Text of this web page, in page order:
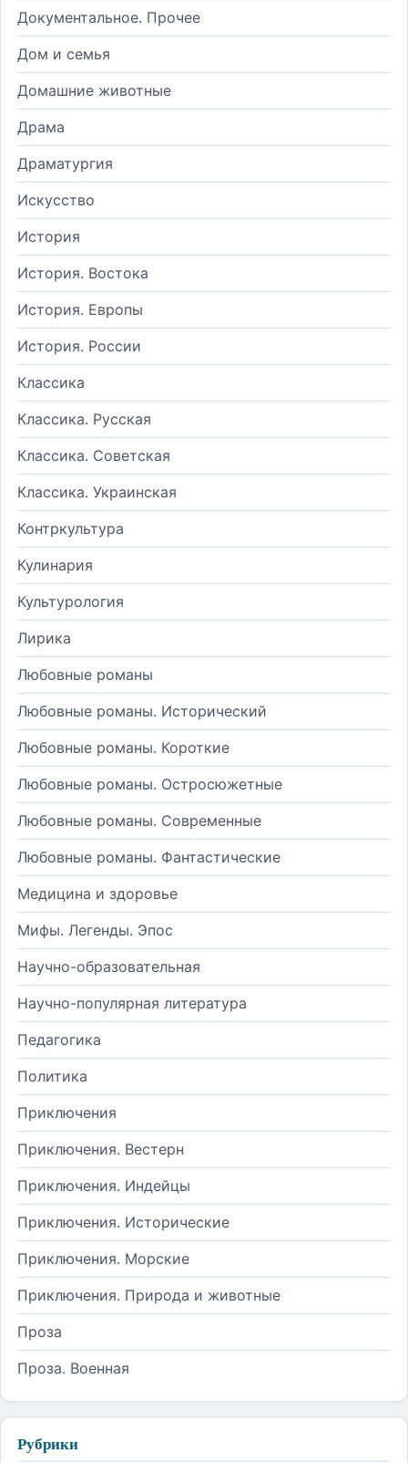
Документальное. Прочее
Дом и семья
Домашние животные
Драма
Драматургия
Искусство
История
История. Востока
История. Европы
История. России
Классика
Классика. Русская
Классика. Советская
Классика. Украинская
Контркультура
Кулинария
Культурология
Лирика
Любовные романы
Любовные романы. Исторический
Любовные романы. Короткие
Любовные романы. Остросюжетные
Любовные романы. Современные
Любовные романы. Фантастические
Медицина и здоровье
Мифы. Легенды. Эпос
Научно-образовательная
Научно-популярная литература
Педагогика
Политика
Приключения
Приключения. Вестерн
Приключения. Индейцы
Приключения. Исторические
Приключения. Морские
Приключения. Природа и животные
Проза
Проза. Военная
Рубрики